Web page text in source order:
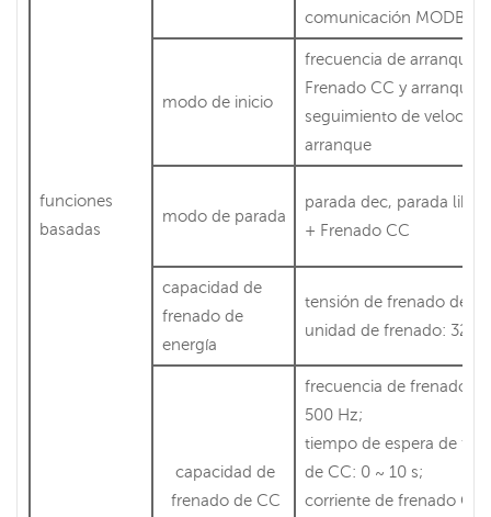
funciones
basadas
comunicación MODBUS
modo de inicio
frecuencia de arranque,
Frenado CC y arranque,
seguimiento de
arranque
modo de parada
parada dec, parada
+ Frenado CC
capacidad de
frenado de
energía
tensión de frenado de la
unidad de frenado:
capacidad de
frenado de CC
frecuencia de frenado
500 Hz;
tiempo de espera de
de CC: 0 ~ 10 s;
corriente de frenado CC: